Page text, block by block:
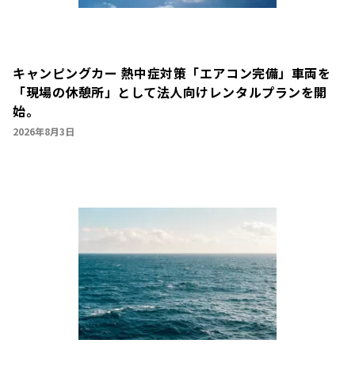
キャンピングカー 熱中症対策「エアコン完備」車両を
「現場の休憩所」として法人向けレンタルプランを開
始。
2026年8月3日